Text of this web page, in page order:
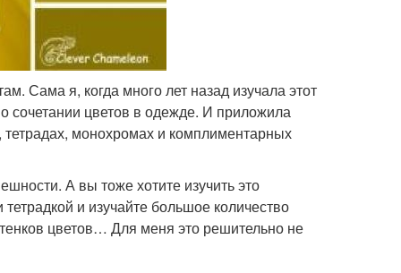
Сама я, когда много лет назад изучала этот
сочетании цветов в одежде. И приложила
тетрадах, монохромах и комплиментарных
А вы тоже хотите изучить это
и изучайте большое количество
цветов… Для меня это решительно не